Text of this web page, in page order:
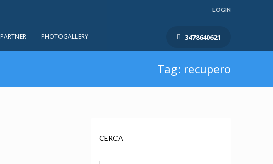
LOGIN
PARTNER PHOTOGALLERY 3478640621
Tag: recupero
CERCA